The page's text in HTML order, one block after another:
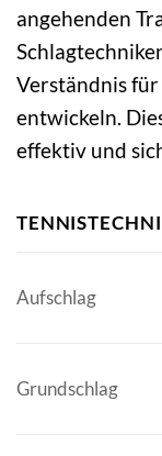
angehenden
Verständnis
entwickeln.
effektiv und
Aufschlag
Grundschlag